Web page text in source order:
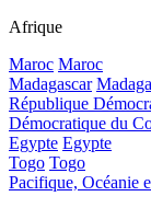
Afrique
Maroc Maroc
Madagascar
République
Démocratique du
Egypte Egypte
Togo Togo
Pacifique, Océanie